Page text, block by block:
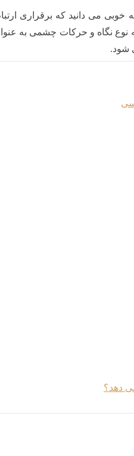
خوبی می دانید که برقراری
نوع نگاه و حرکات چشمی به
شود.
دهد؟